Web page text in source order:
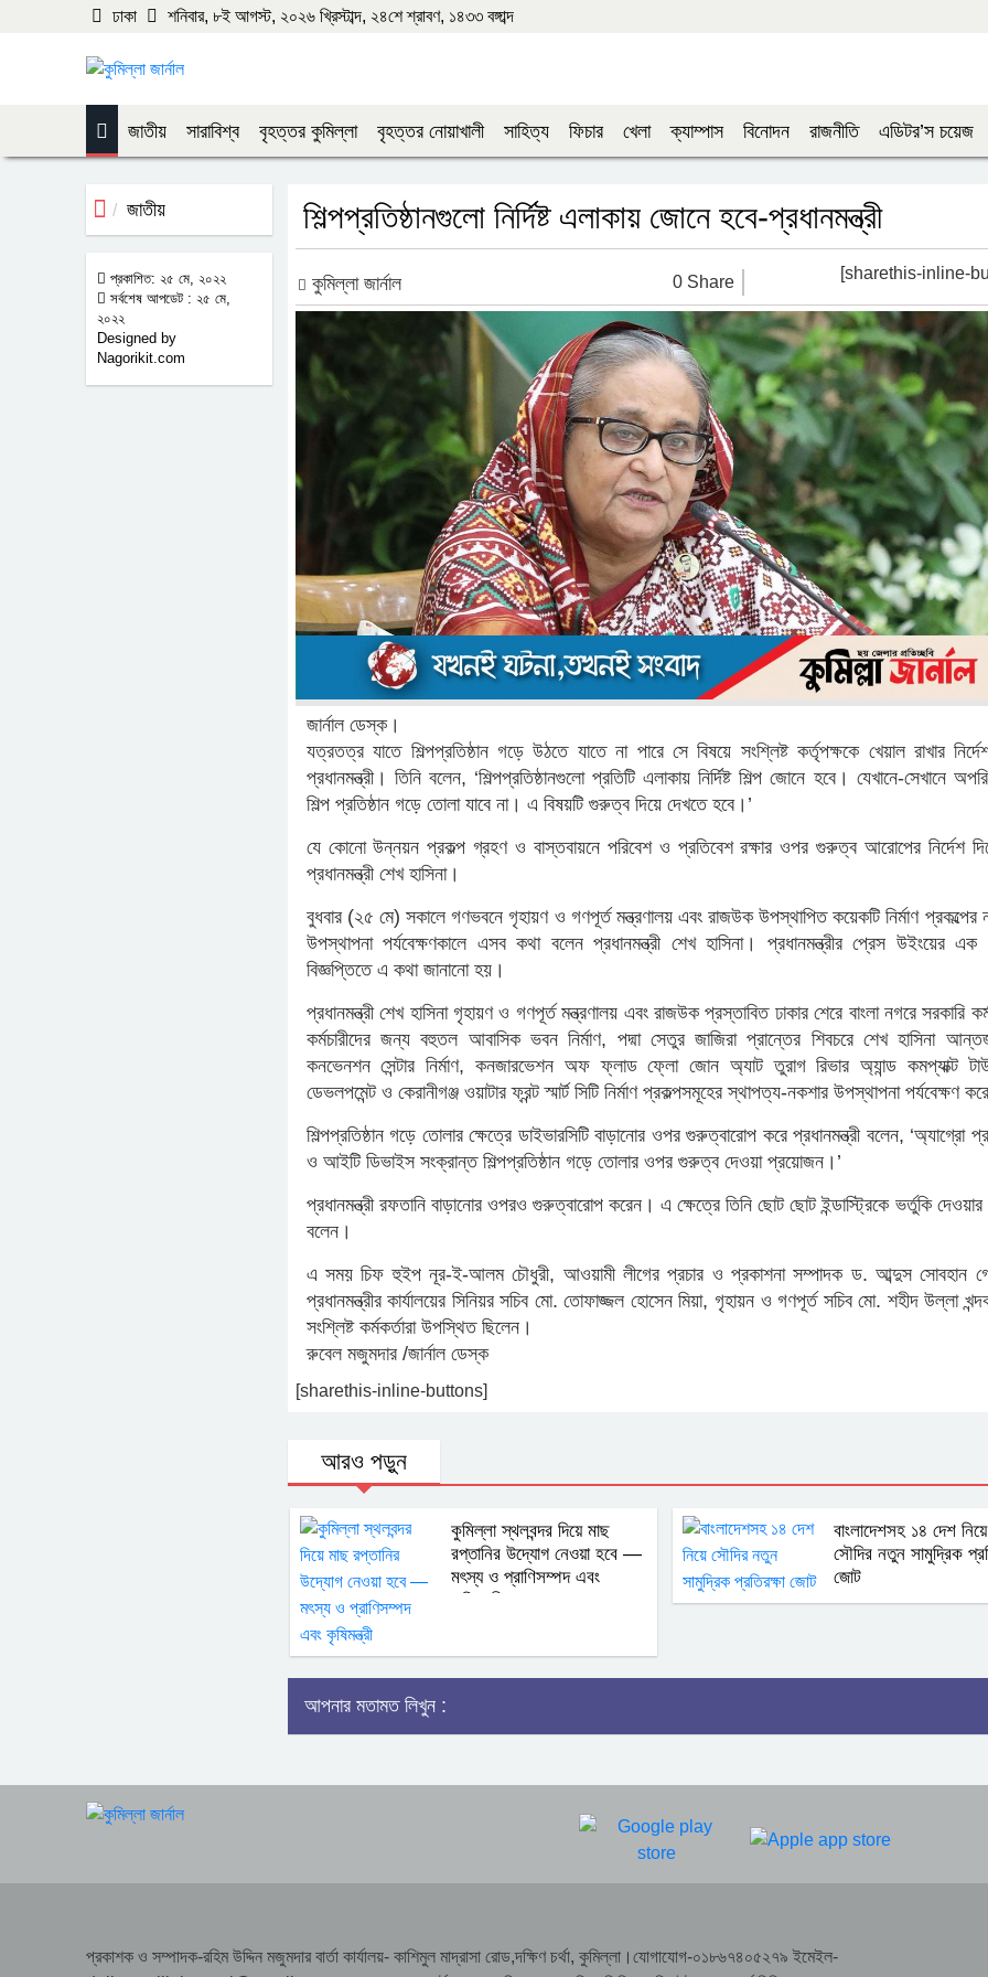
ঢাকা শনিবার, ৮ই আগস্ট, ২০২৬ খ্রিস্টাব্দ, ২৪শে শ্রাবণ, ১৪৩৩ বঙ্গাব্দ
জাতীয় সারাবিশ্ব বৃহত্তর কুমিল্লা বৃহত্তর নোয়াখালী সাহিত্য ফিচার খেলা ক্যাম্পাস বিনোদন রাজনীতি এডিটর’স চয়েজ
জাতীয়
প্রকাশিত: ২৫ মে, ২০২২
সর্বশেষ আপডেট : ২৫ মে,
২০২২
Designed by
Nagorikit.com
শিল্পপ্রতিষ্ঠানগুলো নির্দিষ্ট এলাকায় জোনে হবে-প্রধানমন্ত্রী
কুমিল্লা জার্নাল 0 Share [sharethis-inline-
জার্নাল ডেস্ক।
যত্রতত্র যাতে শিল্পপ্রতিষ্ঠান গড়ে উঠতে যাতে না পারে সে বিষয়ে সংশ্লিষ্ট কর্তৃপক্ষকে খেয়াল রাখার
প্রধানমন্ত্রী। তিনি বলেন, ‘শিল্পপ্রতিষ্ঠানগুলো প্রতিটি এলাকায় নির্দিষ্ট শিল্প জোনে হবে। যেখানে-সেখানে
শিল্প প্রতিষ্ঠান গড়ে তোলা যাবে না। এ বিষয়টি গুরুত্ব দিয়ে দেখতে হবে।’
যে কোনো উন্নয়ন প্রকল্প গ্রহণ ও বাস্তবায়নে পরিবেশ ও প্রতিবেশ রক্ষার ওপর গুরুত্ব আরোপের নির্দেশ
প্রধানমন্ত্রী শেখ হাসিনা।
বুধবার (২৫ মে) সকালে গণভবনে গৃহায়ণ ও গণপূর্ত মন্ত্রণালয় এবং রাজউক উপস্থাপিত কয়েকটি নির্মাণ প্রকল্পের
উপস্থাপনা পর্যবেক্ষণকালে এসব কথা বলেন প্রধানমন্ত্রী শেখ হাসিনা। প্রধানমন্ত্রীর প্রেস উইংয়ের এক
বিজ্ঞপ্তিতে এ কথা জানানো হয়।
প্রধানমন্ত্রী শেখ হাসিনা গৃহায়ণ ও গণপূর্ত মন্ত্রণালয় এবং রাজউক প্রস্তাবিত ঢাকার শেরে বাংলা নগরে সরকারি
কর্মচারীদের জন্য বহুতল আবাসিক ভবন নির্মাণ, পদ্মা সেতুর জাজিরা প্রান্তের শিবচরে শেখ হাসিনা
কনভেনশন সেন্টার নির্মাণ, কনজারভেশন অফ ফ্লাড ফ্লো জোন অ্যাট তুরাগ রিভার অ্যান্ড কমপ্যাক্ট
ডেভলপমেন্ট ও কেরানীগঞ্জ ওয়াটার ফ্রন্ট স্মার্ট সিটি নির্মাণ প্রকল্পসমূহের স্থাপত্য-নকশার উপস্থাপনা পর্যবেক্ষণ
শিল্পপ্রতিষ্ঠান গড়ে তোলার ক্ষেত্রে ডাইভারসিটি বাড়ানোর ওপর গুরুত্বারোপ করে প্রধানমন্ত্রী বলেন, ‘অ্যাগ্রো
ও আইটি ডিভাইস সংক্রান্ত শিল্পপ্রতিষ্ঠান গড়ে তোলার ওপর গুরুত্ব দেওয়া প্রয়োজন।’
প্রধানমন্ত্রী রফতানি বাড়ানোর ওপরও গুরুত্বারোপ করেন। এ ক্ষেত্রে তিনি ছোট ছোট ইন্ডাস্ট্রিকে ভর্তুকি
বলেন।
এ সময় চিফ হুইপ নূর-ই-আলম চৌধুরী, আওয়ামী লীগের প্রচার ও প্রকাশনা সম্পাদক ড. আব্দুস সোবহান
প্রধানমন্ত্রীর কার্যালয়ের সিনিয়র সচিব মো. তোফাজ্জল হোসেন মিয়া, গৃহায়ন ও গণপূর্ত সচিব মো. শহীদ উল্লা
সংশ্লিষ্ট কর্মকর্তারা উপস্থিত ছিলেন।
রুবেল মজুমদার /জার্নাল ডেস্ক
[sharethis-inline-buttons]
আরও পড়ুন
কুমিল্লা স্থলবন্দর দিয়ে মাছ
রপ্তানির উদ্যোগ নেওয়া হবে —
মৎস্য ও প্রাণিসম্পদ এবং
কৃষিমন্ত্রী
বাংলাদেশসহ ১৪ দেশ নিয়ে
সৌদির নতুন সামুদ্রিক
জোট
আপনার মতামত লিখুন :
প্রকাশক ও সম্পাদক-রহিম উদ্দিন মজুমদার বার্তা কার্যালয়- কাশিমুল মাদ্রাসা রোড,দক্ষিণ চর্থা, কুমিল্লা।যোগাযোগ-০১৮৬৭৪০৫২৭৯ ইমেইল-